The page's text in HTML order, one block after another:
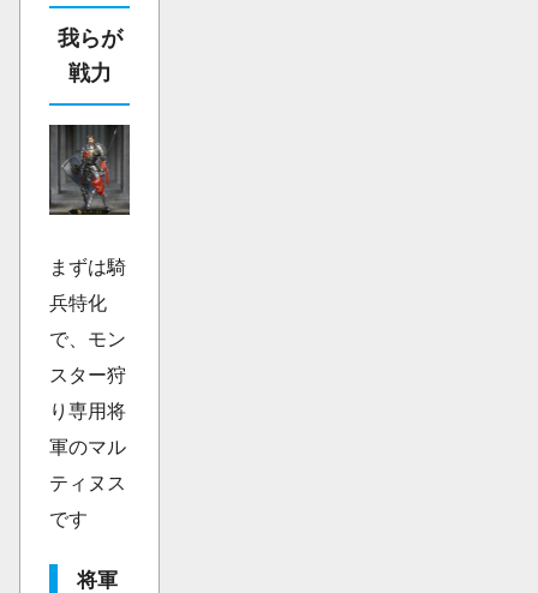
我らが
戦力
まずは騎
兵特化
で、モン
スター狩
り専用将
軍のマル
ティヌス
です
将軍